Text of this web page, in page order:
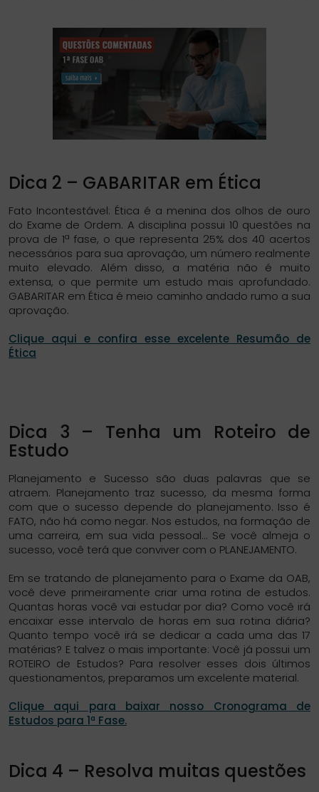
Dica 2 – GABARITAR em Ética
Fato Incontestável: Ética é a menina dos olhos de ouro
do Exame de Ordem. A disciplina possui 10 questões na
prova de 1ª fase, o que representa 25% dos 40 acertos
necessários para sua aprovação, um número realmente
muito elevado. Além disso, a matéria não é muito
extensa, o que permite um estudo mais aprofundado.
GABARITAR em Ética é meio caminho andado rumo a sua
aprovação.
Clique aqui e confira esse excelente Resumão de
Ética
Dica 3 – Tenha um Roteiro de
Estudo
Planejamento e Sucesso são duas palavras que se
atraem. Planejamento traz sucesso, da mesma forma
com que o sucesso depende do planejamento. Isso é
FATO, não há como negar. Nos estudos, na formação de
uma carreira, em sua vida pessoal… Se você almeja o
sucesso, você terá que conviver com o PLANEJAMENTO.
Em se tratando de planejamento para o Exame da OAB,
você deve primeiramente criar uma rotina de estudos.
Quantas horas você vai estudar por dia? Como você irá
encaixar esse intervalo de horas em sua rotina diária?
Quanto tempo você irá se dedicar a cada uma das 17
matérias? E talvez o mais importante: Você já possui um
ROTEIRO de Estudos? Para resolver esses dois últimos
questionamentos, preparamos um excelente material.
Clique aqui para baixar nosso Cronograma de
Estudos para 1ª Fase.
Dica 4 – Resolva muitas questões